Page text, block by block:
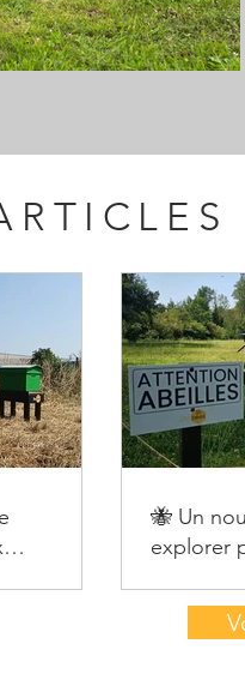
🐝 Un
explorer